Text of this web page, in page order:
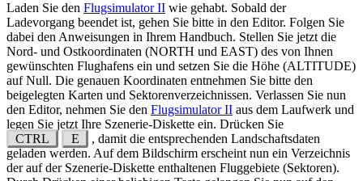
Laden Sie den Flugsimulator II wie gehabt. Sobald der
Ladevorgang beendet ist, gehen Sie bitte in den Editor. Folgen Sie
dabei den Anweisungen in Ihrem Handbuch. Stellen Sie jetzt die
Nord- und Ostkoordinaten (NORTH und EAST) des von Ihnen
gewünschten Flughafens ein und setzen Sie die Höhe (ALTITUDE)
auf Null. Die genauen Koordinaten entnehmen Sie bitte den
beigelegten Karten und Sektorenverzeichnissen. Verlassen Sie nun
den Editor, nehmen Sie den Flugsimulator II aus dem Laufwerk und
legen Sie jetzt Ihre Szenerie-Diskette ein. Drücken Sie
CTRL
E
, damit die entsprechenden Landschaftsdaten
geladen werden. Auf dem Bildschirm erscheint nun ein Verzeichnis
der auf der Szenerie-Diskette enthaltenen Fluggebiete (Sektoren).